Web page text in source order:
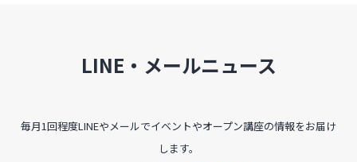
LINE・メールニュース
毎月1回程度LINEやメールでイベントやオープン講座の情報をお届け
します。